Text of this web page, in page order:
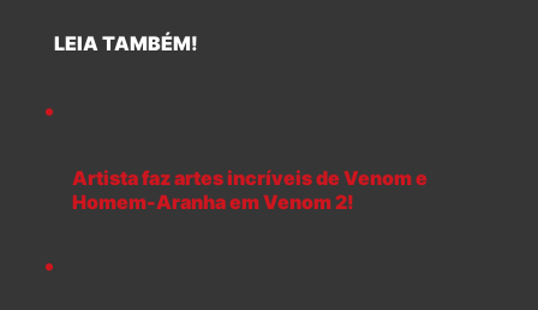
LEIA TAMBÉM!
Artista faz artes incríveis de Venom e
Homem-Aranha em Venom 2!